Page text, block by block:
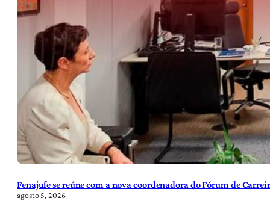
Fenajufe se reúne com a nova coordenadora do Fórum de
agosto 5, 2026